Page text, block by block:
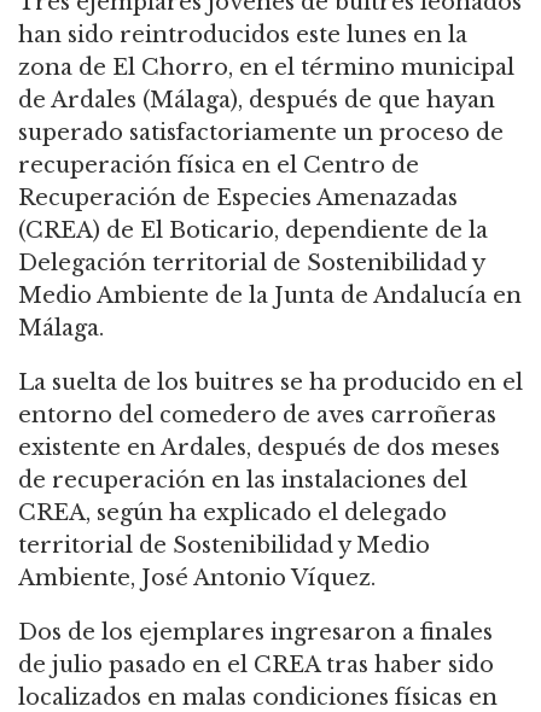
han sido reintroducidos este lunes en la
zona de El Chorro, en el término municipal
de Ardales (Málaga), después de que hayan
superado satisfactoriamente un proceso de
recuperación física en el Centro de
Recuperación de Especies Amenazadas
(CREA) de El Boticario, dependiente de la
Delegación territorial de Sostenibilidad y
Medio Ambiente de la Junta de Andalucía en
Málaga.
La suelta de los buitres se ha producido en el
entorno del comedero de aves carroñeras
existente en Ardales, después de dos meses
de recuperación en las instalaciones del
CREA, según ha explicado el delegado
territorial de Sostenibilidad y Medio
Ambiente, José Antonio Víquez.
Dos de los ejemplares ingresaron a finales
de julio pasado en el CREA tras haber sido
localizados en malas condiciones físicas en